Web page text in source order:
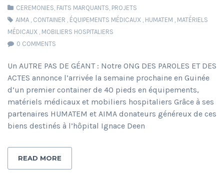
CEREMONIES, FAITS MARQUANTS, PROJETS
AIMA , CONTAINER , ÉQUIPEMENTS MÉDICAUX , HUMATEM , MATÉRIELS
MÉDICAUX , MOBILIERS HOSPITALIERS
0 COMMENTS
Un AUTRE PAS DE GÉANT : Notre ONG DES PAROLES ET DES
ACTES annonce l’arrivée la semaine prochaine en Guinée
d’un premier container de 40 pieds en équipements,
matériels médicaux et mobiliers hospitaliers Grâce à ses
partenaires HUMATEM et AIMA donateurs généreux de ces
biens destinés à l’hôpital Ignace Deen
READ MORE